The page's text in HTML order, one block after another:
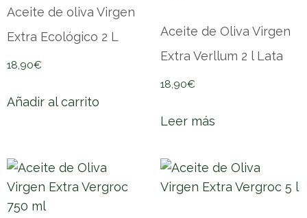
Aceite de oliva Virgen
Extra Ecológico 2 L
18,90€
Añadir al carrito
Aceite de Oliva Virgen
Extra Verllum 2 l Lata
18,90€
Leer más